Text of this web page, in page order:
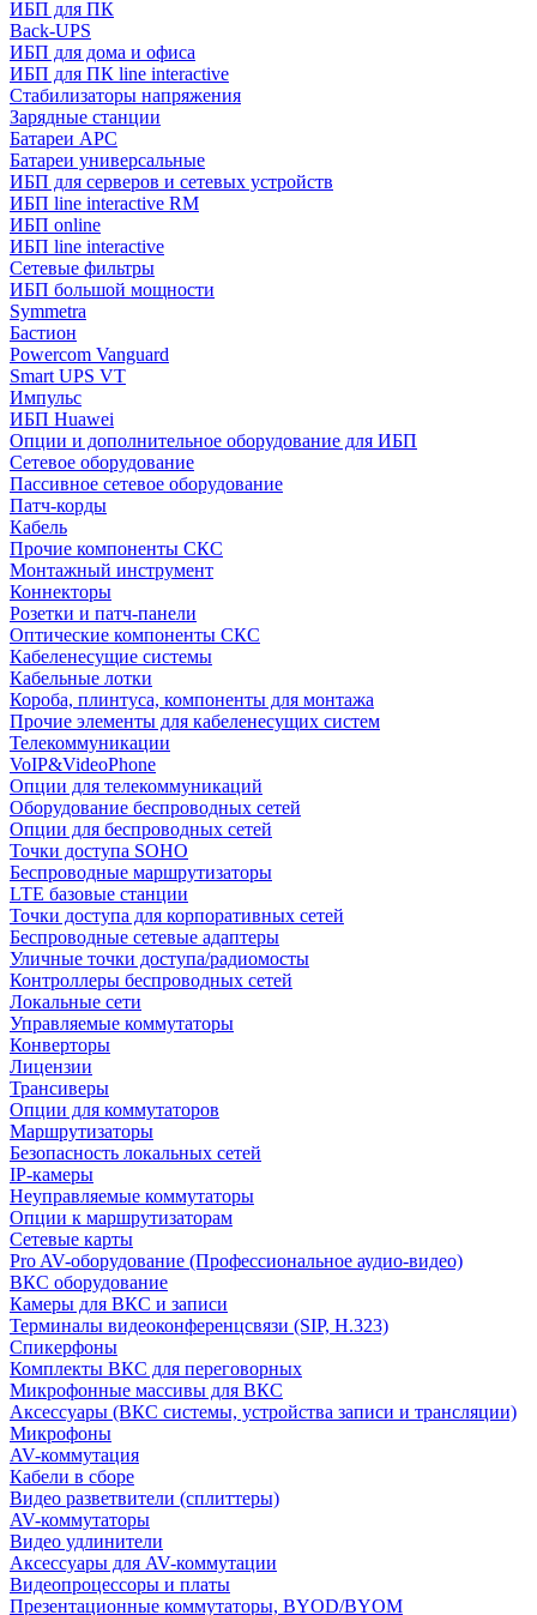
ИБП для ПК
Back-UPS
ИБП для дома и офиса
ИБП для ПК linе interactive
Стабилизаторы напряжения
Зарядные станции
Батареи APC
Батареи универсальные
ИБП для серверов и сетевых устройств
ИБП line interactive RM
ИБП online
ИБП linе interactive
Сетевые фильтры
ИБП большой мощности
Symmetra
Бастион
Powercom Vanguard
Smart UPS VT
Импульс
ИБП Huawei
Опции и дополнительное оборудование для ИБП
Сетевое оборудование
Пассивное сетевое оборудование
Патч-корды
Кабель
Прочие компоненты СКС
Монтажный инструмент
Коннекторы
Розетки и патч-панели
Оптические компоненты СКС
Кабеленесущие системы
Кабельные лотки
Короба, плинтуса, компоненты для монтажа
Прочие элементы для кабеленесущих систем
Телекоммуникации
VoIP&VideoPhone
Опции для телекоммуникаций
Оборудование беспроводных сетей
Опции для беспроводных сетей
Точки доступа SOHO
Беспроводные маршрутизаторы
LTE базовые станции
Точки доступа для корпоративных сетей
Беспроводные сетевые адаптеры
Уличные точки доступа/радиомосты
Контроллеры беспроводных сетей
Локальные сети
Управляемые коммутаторы
Конверторы
Лицензии
Трансиверы
Опции для коммутаторов
Маршрутизаторы
Безопасность локальных сетей
IP-камеры
Неуправляемые коммутаторы
Опции к маршрутизаторам
Сетевые карты
Pro AV-оборудование (Профессиональное аудио-видео)
ВКС оборудование
Камеры для ВКС и записи
Терминалы видеоконференцсвязи (SIP, H.323)
Спикерфоны
Комплекты ВКС для переговорных
Микрофонные массивы для ВКС
Аксессуары (ВКС системы, устройства записи и трансляции)
Микрофоны
AV-коммутация
Кабели в сборе
Видео разветвители (сплиттеры)
AV-коммутаторы
Видео удлинители
Аксессуары для AV-коммутации
Видеопроцессоры и платы
Презентационные коммутаторы, BYOD/BYOM